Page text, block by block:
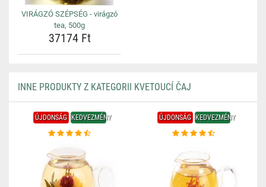
VIRÁGZÓ SZÉPSÉG - virágzó
tea, 500g
37174 Ft
INNE PRODUKTY Z KATEGORII KVETOUCÍ ČAJ
ÚJDONSÁG KEDVEZMÉNY ÚJDONSÁG KEDVEZMÉNY